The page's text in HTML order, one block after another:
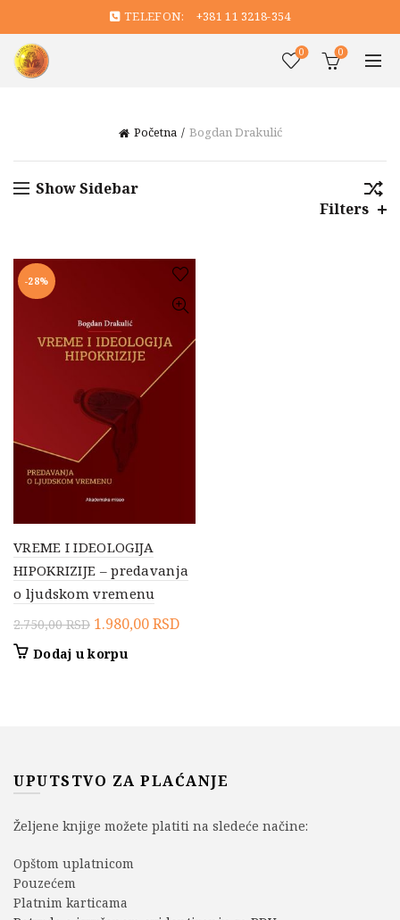
TELEFON: +381 11 3218-354
0 0
Početna Bogdan Drakulić
Show Sidebar
Filters
-28%
VREME I IDEOLOGIJA
HIPOKRIZIJE – predavanja
o ljudskom vremenu
2.750,00RSD Originalna
1.980,00RSDTrenutna
Dodaj u korpu
UPUTSTVO ZA PLAĆANJE
Željene knjige možete platiti na sledeće načine:
Opštom uplatnicom
Pouzećem
Platnim karticama